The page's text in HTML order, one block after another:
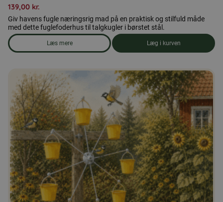
139,00 kr.
Giv havens fugle næringsrig mad på en praktisk og stilfuld måde
med dette fuglefoderhus til talgkugler i børstet stål.
Læs mere
om produkten Fuglefoderautomat i børstet stål til talgkugler
Læg i kurven